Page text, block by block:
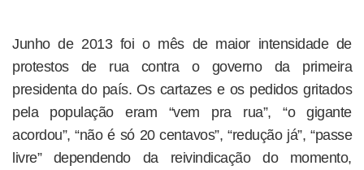
Junho de 2013 foi o mês de maior intensidade de
protestos de rua contra o governo da primeira
presidenta do país. Os cartazes e os pedidos gritados
pela população eram “vem pra rua”, “o gigante
acordou”, “não é só 20 centavos”, “redução já”, “passe
livre” dependendo da reivindicação do momento,